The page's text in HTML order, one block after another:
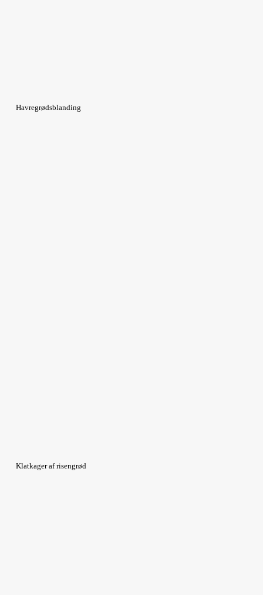
Havregrødsblanding
Klatkager af risengrød